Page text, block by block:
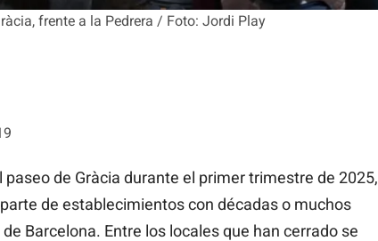
frente a la Pedrera / Foto: Jordi Play
paseo de Gràcia durante el primer trimestre de 2025,
de establecimientos con décadas o muchos
Barcelona. Entre los locales que han cerrado se